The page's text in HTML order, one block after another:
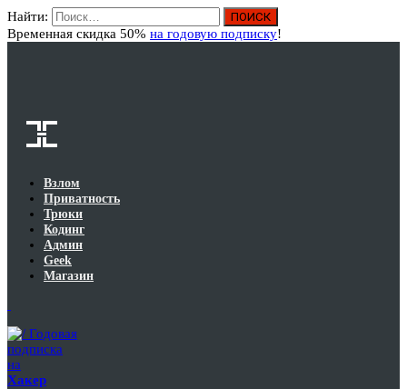
Найти:
Временная скидка 50% на годовую подписку!
Взлом
Приватность
Трюки
Кодинг
Админ
Geek
Магазин
Годовая
подписка
на
Хакер